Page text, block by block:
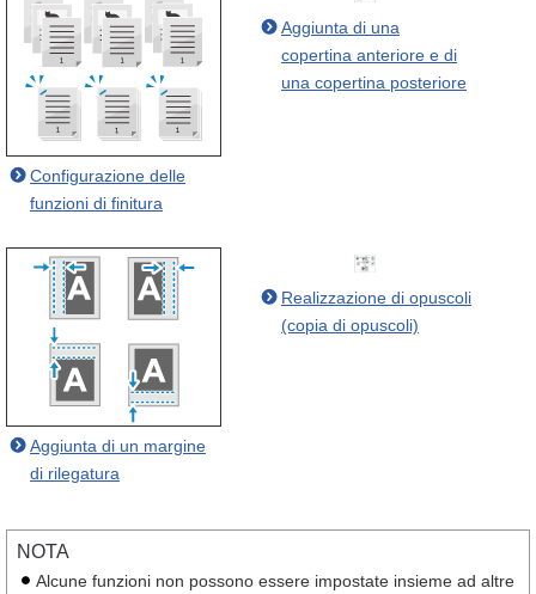
Configurazione delle
funzioni di finitura
Aggiunta di una
copertina anteriore e di
una copertina posteriore
Aggiunta di un margine
di rilegatura
Realizzazione di opuscoli
(copia di opuscoli)
NOTA
Alcune funzioni non possono essere impostate insieme ad altre